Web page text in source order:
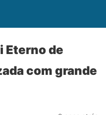
Eterno de
com grande